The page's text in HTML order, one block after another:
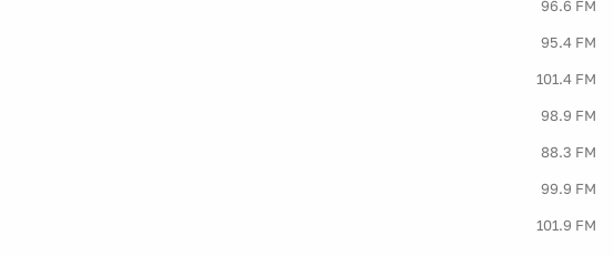
96.6 FM
95.4 FM
101.4 FM
98.9 FM
88.3 FM
99.9 FM
101.9 FM